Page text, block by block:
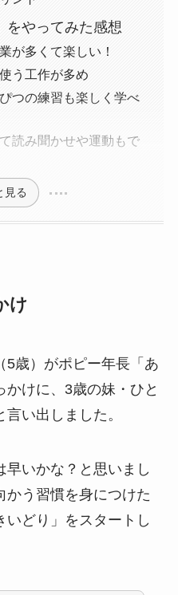
をやってみた感想
が多くて楽しい！
う工作が多め
つの練習も楽しく学べ
読み聞かせや運動もで
見る
け
5歳）がポピー年長「あ
けに、3歳の妹・ひと
い出しました。
早いかな？と思いまし
かう習慣を身につけた
いどり」をスタートし